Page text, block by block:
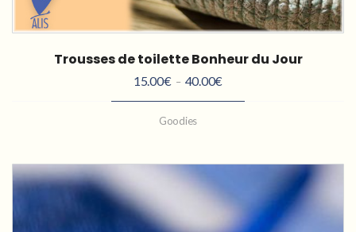
Trousses de toilette Bonheur du Jour
15.00€ – 40.00€Plage
de
à
Goodies